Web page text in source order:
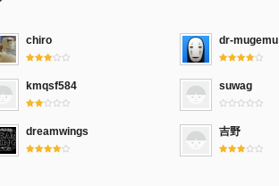
chiro dr-mugemu
kmqsf584 suwag
dreamwings 吉野